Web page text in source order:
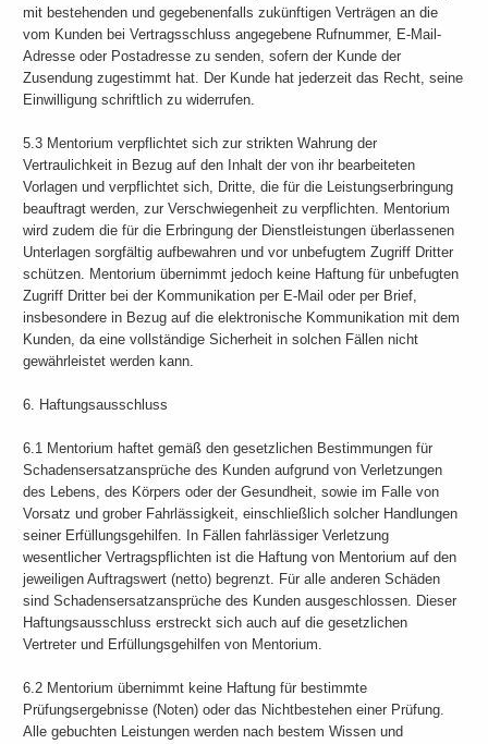
mit bestehenden und gegebenenfalls zukünftigen Verträgen an die
vom Kunden bei Vertragsschluss angegebene Rufnummer, E-Mail-
Adresse oder Postadresse zu senden, sofern der Kunde der
Zusendung zugestimmt hat. Der Kunde hat jederzeit das Recht, seine
Einwilligung schriftlich zu widerrufen.
5.3 Mentorium verpflichtet sich zur strikten Wahrung der
Vertraulichkeit in Bezug auf den Inhalt der von ihr bearbeiteten
Vorlagen und verpflichtet sich, Dritte, die für die Leistungserbringung
beauftragt werden, zur Verschwiegenheit zu verpflichten. Mentorium
wird zudem die für die Erbringung der Dienstleistungen überlassenen
Unterlagen sorgfältig aufbewahren und vor unbefugtem Zugriff Dritter
schützen. Mentorium übernimmt jedoch keine Haftung für unbefugten
Zugriff Dritter bei der Kommunikation per E-Mail oder per Brief,
insbesondere in Bezug auf die elektronische Kommunikation mit dem
Kunden, da eine vollständige Sicherheit in solchen Fällen nicht
gewährleistet werden kann.
6. Haftungsausschluss
6.1 Mentorium haftet gemäß den gesetzlichen Bestimmungen für
Schadensersatzansprüche des Kunden aufgrund von Verletzungen
des Lebens, des Körpers oder der Gesundheit, sowie im Falle von
Vorsatz und grober Fahrlässigkeit, einschließlich solcher Handlungen
seiner Erfüllungsgehilfen. In Fällen fahrlässiger Verletzung
wesentlicher Vertragspflichten ist die Haftung von Mentorium auf den
jeweiligen Auftragswert (netto) begrenzt. Für alle anderen Schäden
sind Schadensersatzansprüche des Kunden ausgeschlossen. Dieser
Haftungsausschluss erstreckt sich auch auf die gesetzlichen
Vertreter und Erfüllungsgehilfen von Mentorium.
6.2 Mentorium übernimmt keine Haftung für bestimmte
Prüfungsergebnisse (Noten) oder das Nichtbestehen einer Prüfung.
Alle gebuchten Leistungen werden nach bestem Wissen und